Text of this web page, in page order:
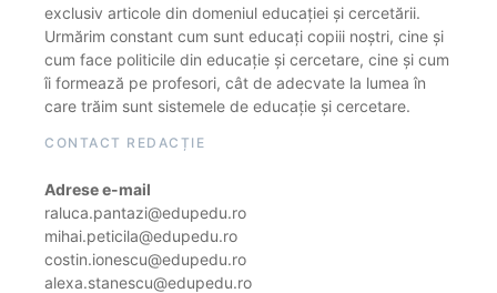
exclusiv articole din domeniul educației și cercetării.
Urmărim constant cum sunt educați copiii noștri, cine și
cum face politicile din educație și cercetare, cine și cum
îi formează pe profesori, cât de adecvate la lumea în
care trăim sunt sistemele de educație și cercetare.
CONTACT REDACȚIE
Adrese e-mail
raluca.pantazi@edupedu.ro
mihai.peticila@edupedu.ro
costin.ionescu@edupedu.ro
alexa.stanescu@edupedu.ro